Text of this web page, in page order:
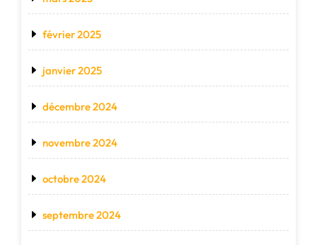
février 2025
janvier 2025
décembre 2024
novembre 2024
octobre 2024
septembre 2024